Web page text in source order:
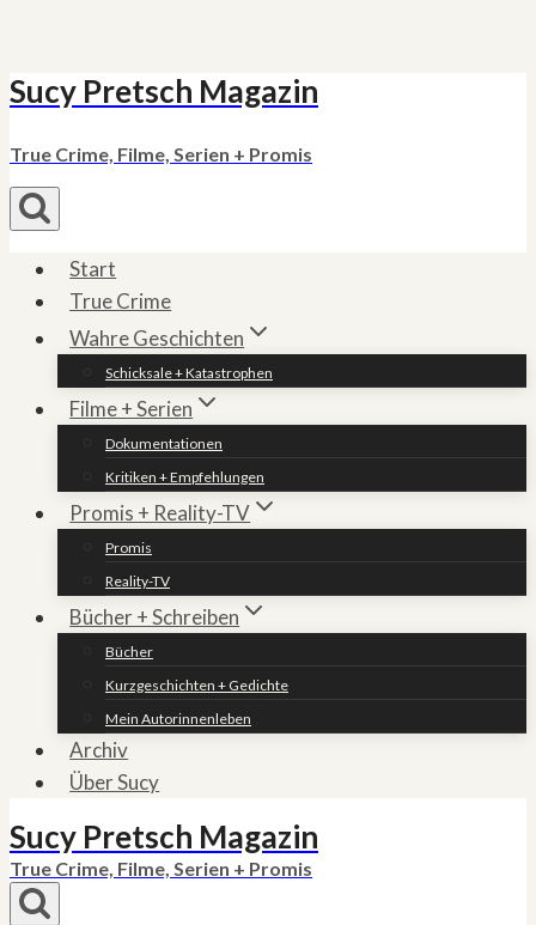
Zum
springen
Sucy Pretsch Magazin
True Crime, Filme, Serien + Promis
Start
True Crime
Wahre Geschichten
Schicksale + Katastrophen
Filme + Serien
Dokumentationen
Kritiken + Empfehlungen
Promis + Reality-TV
Promis
Reality-TV
Bücher + Schreiben
Bücher
Kurzgeschichten + Gedichte
Mein Autorinnenleben
Archiv
Über Sucy
Sucy Pretsch Magazin
True Crime, Filme, Serien + Promis